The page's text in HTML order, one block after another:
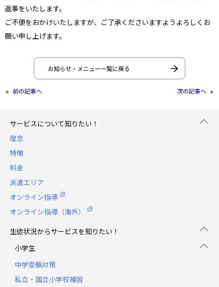
返事をいたします。
ご不便をおかけいたしますが、ご了承くださいますようよろしくお
願い申し上げます。
お知らせ・メニュー一覧に戻る
◀ 前の記事へ 次の記事へ ▶
サービスについて知りたい！
理念
特徴
料金
派遣エリア
オンライン指導
オンライン指導（海外）
生徒状況からサービスを知りたい！
小学生
中学受験対策
私立・国立小学校補習